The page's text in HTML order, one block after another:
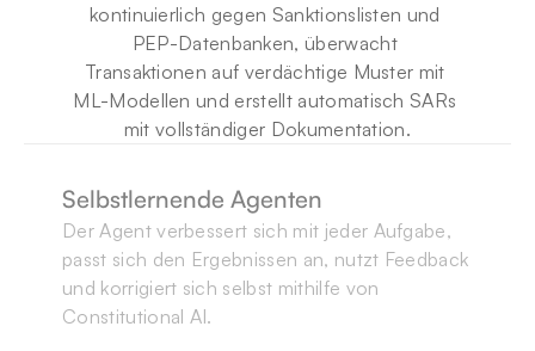
kontinuierlich gegen Sanktionslisten und
PEP-Datenbanken, überwacht
Transaktionen auf verdächtige Muster mit
ML-Modellen und erstellt automatisch SARs
mit vollständiger Dokumentation.
Selbstlernende Agenten
Der Agent verbessert sich mit jeder Aufgabe,
passt sich den Ergebnissen an, nutzt Feedback
und korrigiert sich selbst mithilfe von
Constitutional AI.Verkäuferinformationen,
Extrahieren Sie Bestellnummer,
Extrahieren Sie Bestellnummer,
Verkäuferinformationen,